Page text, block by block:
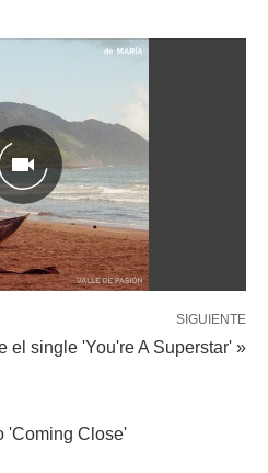
SIGUIENTE
el single 'You're A Superstar' »
'Coming Close'